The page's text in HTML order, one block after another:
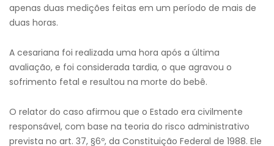
apenas duas medições feitas em um período de mais de
duas horas.
A cesariana foi realizada uma hora após a última
avaliação, e foi considerada tardia, o que agravou o
sofrimento fetal e resultou na morte do bebê.
O relator do caso afirmou que o Estado era civilmente
responsável, com base na teoria do risco administrativo
prevista no art. 37, §6º, da Constituição Federal de 1988. Ele